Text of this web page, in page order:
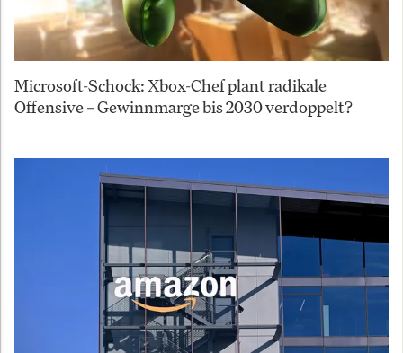
Microsoft-Schock: Xbox-Chef plant radikale
Offensive – Gewinnmarge bis 2030 verdoppelt?